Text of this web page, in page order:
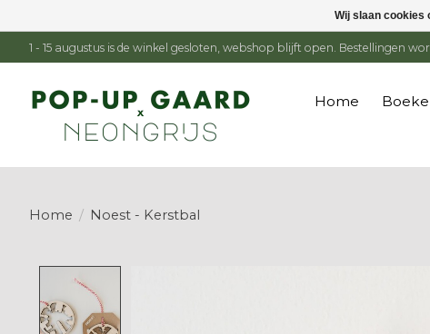
1 - 15 augustus is de winkel gesloten, webshop blijft open. Bestellingen
Home
Home / Noest - Kerstbal
Wij slaan cookies